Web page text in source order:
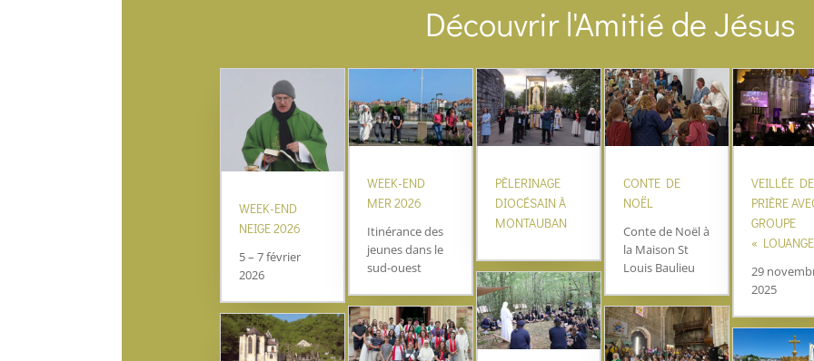
Découvrir l'Amitié de Jésus
WEEK-END
NEIGE 2026
5 – 7 février
2026
WEEK-END
MER 2026
Itinérance des
jeunes dans le
sud-ouest
PÈLERINAGE
DIOCÉSAIN À
MONTAUBAN
CONTE DE
NOËL
Conte de Noël à
la Maison St
Louis Baulieu
VEILLÉE DE
PRIÈRE
GROUPE
«
29
2025